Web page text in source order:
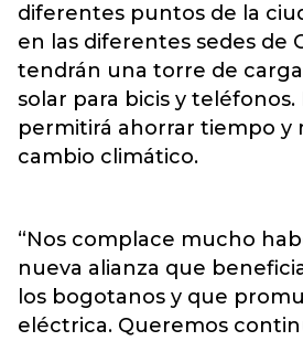
diferentes puntos de la
en las diferentes sedes de
tendrán una torre de
solar para bicis y teléfonos.
permitirá ahorrar tiempo y
cambio climático.
“Nos complace mucho
nueva alianza que
los bogotanos y que
eléctrica. Queremos